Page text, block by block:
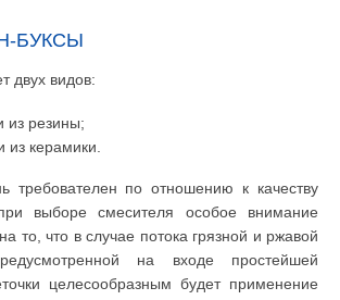
БУКСЫ
двух видов:
из резины;
из керамики.
требователен по отношению к качеству
выборе смесителя особое внимание
то, что в случае потока грязной и ржавой
на входе простейшей
целесообразным будет применение